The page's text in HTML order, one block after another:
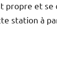
propre et
station à